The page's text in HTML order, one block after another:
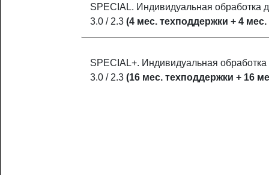
SPECIAL. Индивидуальная обработка
3.0 / 2.3 (4 мес. техподдержки + 4
SPECIAL+. Индивидуальная
3.0 / 2.3 (16 мес. техподдержки + 16